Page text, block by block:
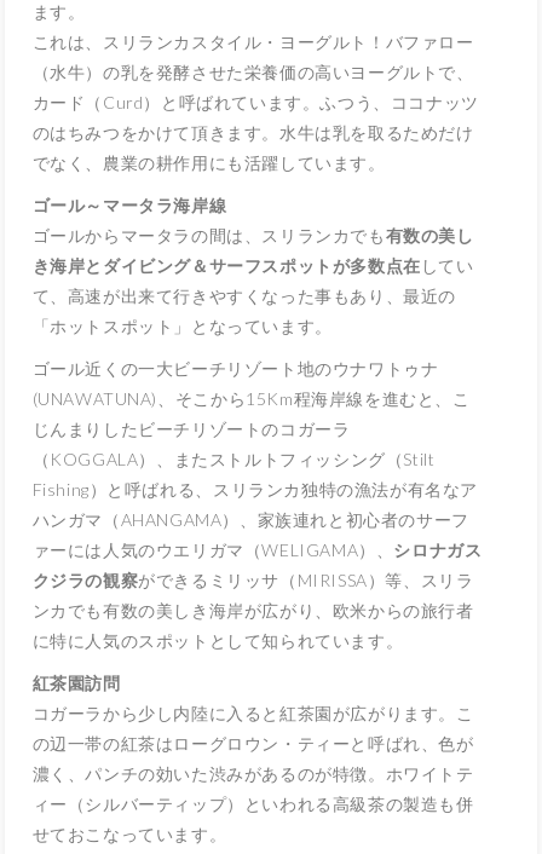
ます。
これは、スリランカスタイル・ヨーグルト！バファロー
（水牛）の乳を発酵させた栄養価の高いヨーグルトで、
カード（ Curd）と呼ばれています。ふつう、ココナッツ
のはちみつをかけて頂きます。水牛は乳を取るためだけ
でなく、農業の耕作用にも活躍しています。
ゴール～マータラ海岸線
ゴールからマータラの間は、スリランカでも有数の美し
き海岸とダイビング＆サーフスポットが多数点在 してい
て、高速が出来て行きやすくなった事もあり、最近の
「ホットスポット」となっています。
ゴール近くの一大ビーチリゾート地のウナワトゥナ
(UNAWATUNA)、そこから15Km程海岸線を進むと、こ
じんまりしたビーチリゾートのコガーラ
（KOGGALA）、またストルトフィッシング（Stilt
Fishing）と呼ばれる、スリランカ独特の漁法が有名なア
ハンガマ（AHANGAMA）、家族連れと初心者のサーフ
ァーには人気のウエリガマ（WELIGAMA）、 シロナガス
クジラの観察ができるミリッサ（MIRISSA）等、スリラ
ンカでも有数の美しき海岸が広がり、欧米からの旅行者
に特に人気のスポットとして知られています。
紅茶園訪問
コガーラから少し内陸に入ると紅茶園が広がります。こ
の辺一帯の紅茶はローグロウン・ティーと呼ばれ、色が
濃く、パンチの効いた渋みがあるのが特徴。ホワイトテ
ィー（シルバーティップ）といわれる高級茶の製造も併
せておこなっています。